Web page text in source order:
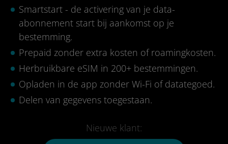
Smartstart - de activering van je data-
abonnement start bij aankomst op je
bestemming.
Prepaid zonder extra kosten of roamingkosten.
Herbruikbare eSIM in 200+ bestemmingen.
Opladen in de app zonder Wi-Fi of datategoed.
Delen van gegevens toegestaan.
Nieuwe klant: